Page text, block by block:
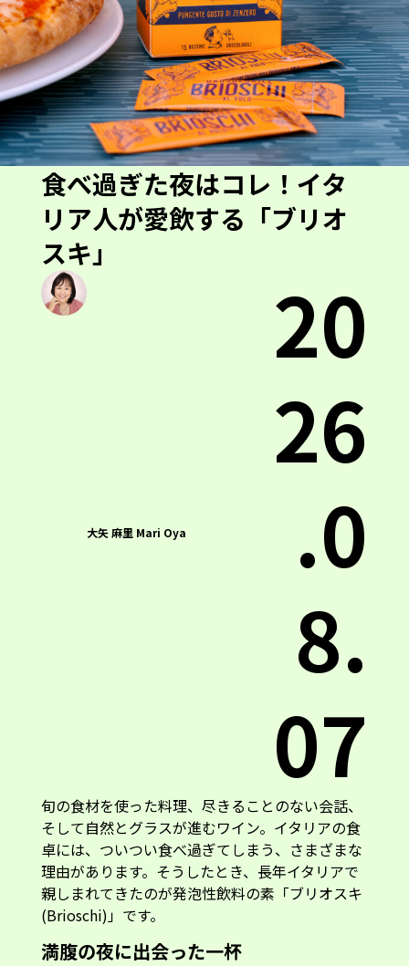
食べ過ぎた夜はコレ！イタ
リア人が愛飲する「ブリオ
スキ」
大矢 麻里 Mari Oya
20
26
.0
8.
07
旬の食材を使った料理、尽きることのない会話、
そして自然とグラスが進むワイン。イタリアの食
卓には、ついつい食べ過ぎてしまう、さまざまな
理由があります。そうしたとき、長年イタリアで
親しまれてきたのが発泡性飲料の素「ブリオスキ
(Brioschi)」です。
満腹の夜に出会った一杯